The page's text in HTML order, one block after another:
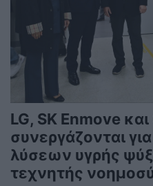
LG, SK Enmove και
συνεργάζονται
λύσεων υγρής
τεχνητής